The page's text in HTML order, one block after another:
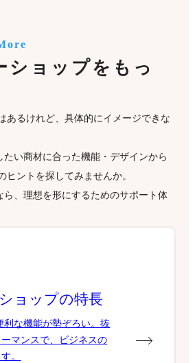
ショップをもっ
あるけれど、具体的にイメージできな
たい商材に合った機能・デザインから
ヒントを探してみませんか。
ら、理想を形にするためのサポート体
ョップの特長
利な機能が勢ぞろい。抜
マンスで、ビジネスの
。